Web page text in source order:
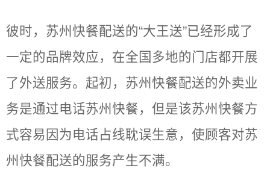
彼时，苏州快餐配送的“大王送”已经形成了
一定的品牌效应，在全国多地的门店都开展
了外送服务。起初，苏州快餐配送的外卖业
务是通过电话苏州快餐，但是该苏州快餐方
式容易因为电话占线耽误生意，使顾客对苏
州快餐配送的服务产生不满。